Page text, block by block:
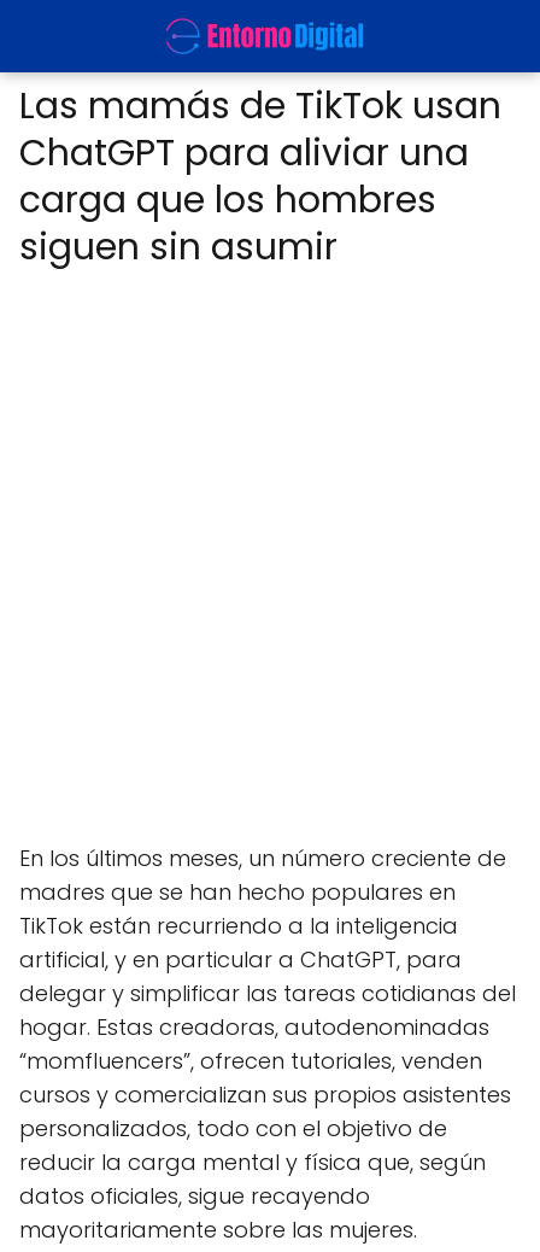
Las mamás de TikTok usan
ChatGPT para aliviar una
carga que los hombres
siguen sin asumir
En los últimos meses, un número creciente de
madres que se han hecho populares en
TikTok están recurriendo a la inteligencia
artificial, y en particular a ChatGPT, para
delegar y simplificar las tareas cotidianas del
hogar. Estas creadoras, autodenominadas
“momfluencers”, ofrecen tutoriales, venden
cursos y comercializan sus propios asistentes
personalizados, todo con el objetivo de
reducir la carga mental y física que, según
datos oficiales, sigue recayendo
mayoritariamente sobre las mujeres.